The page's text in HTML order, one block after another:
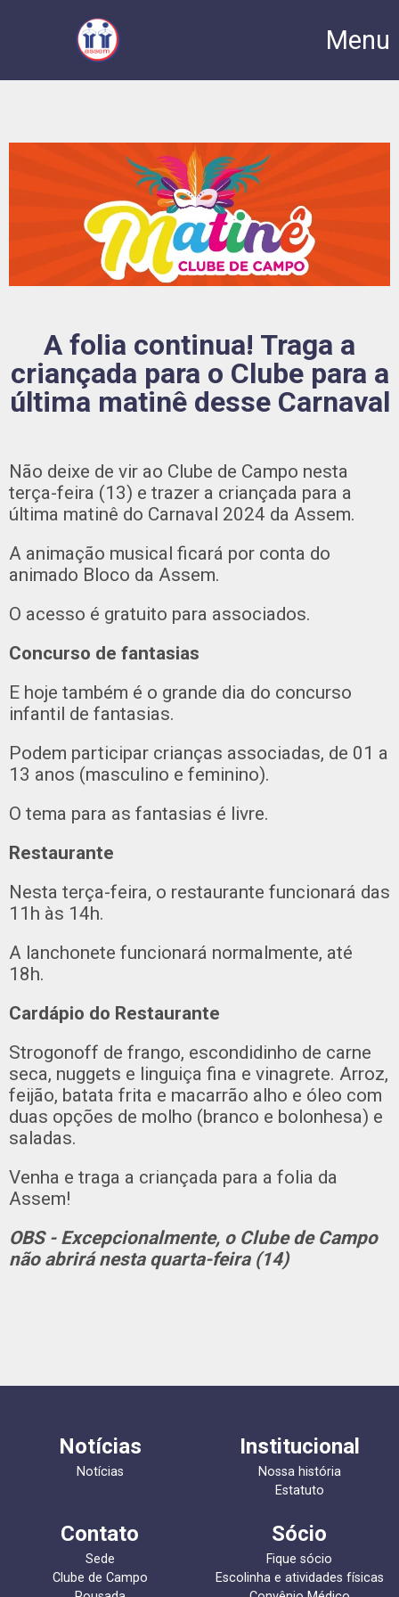
Menu
A folia continua! Traga a
criançada para o Clube para a
última matinê desse Carnaval
Não deixe de vir ao Clube de Campo nesta
terça-feira (13) e trazer a criançada para a
última matinê do Carnaval 2024 da Assem.
A animação musical ficará por conta do
animado Bloco da Assem.
O acesso é gratuito para associados.
Concurso de fantasias
E hoje também é o grande dia do concurso
infantil de fantasias.
Podem participar crianças associadas, de 01 a
13 anos (masculino e feminino).
O tema para as fantasias é livre.
Restaurante
Nesta terça-feira, o restaurante funcionará das
11h às 14h.
A lanchonete funcionará normalmente, até
18h.
Cardápio do Restaurante
Strogonoff de frango, escondidinho de carne
seca, nuggets e linguiça fina e vinagrete. Arroz,
feijão, batata frita e macarrão alho e óleo com
duas opções de molho (branco e bolonhesa) e
saladas.
Venha e traga a criançada para a folia da
Assem!
OBS - Excepcionalmente, o Clube de Campo
não abrirá nesta quarta-feira (14)
Notícias
Notícias
Institucional
Nossa história
Estatuto
Contato
Sede
Clube de Campo
Sócio
Fique sócio
Escolinha e atividades físicas